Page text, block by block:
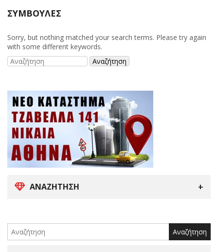
ΑΝΑΖΉΤΗΣΗ
for:
ΣΥΜΒΟΥΛΈΣ
Sorry, but nothing matched your search terms. Please try again
with some different keywords.